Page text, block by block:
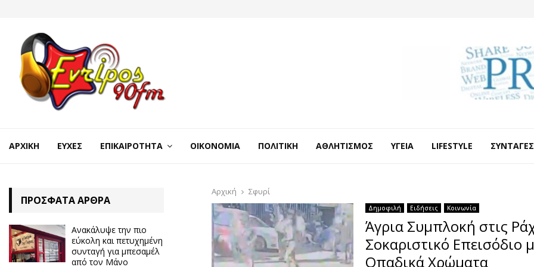
ΑΡΧΙΚΉ ΕΥΧΈΣ ΕΠΙΚΑΙΡΌΤΗΤΑ ΟΙΚΟΝΟΜΊΑ ΠΟΛΙΤΙΚΉ ΑΘΛΗΤΙΣΜΌΣ ΥΓΕΊΑ LIFESTYLE ΣΥΝΤΑΓΈΣ
Αρχική Σφυρί
Δημοφιλή Ειδήσεις Κοινωνία
Άγρια Συμπλοκή στις
Σοκαριστικό Επεισόδιο
Οπαδικά Χρώματα
ΠΡΌΣΦΑΤΑ ΆΡΘΡΑ
Ανακάλυψε την πιο
εύκολη και πετυχημένη
συνταγή για μπεσαμέλ
από τον Μάνο